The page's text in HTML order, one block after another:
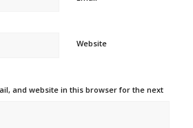
Website
and website in this browser for the next